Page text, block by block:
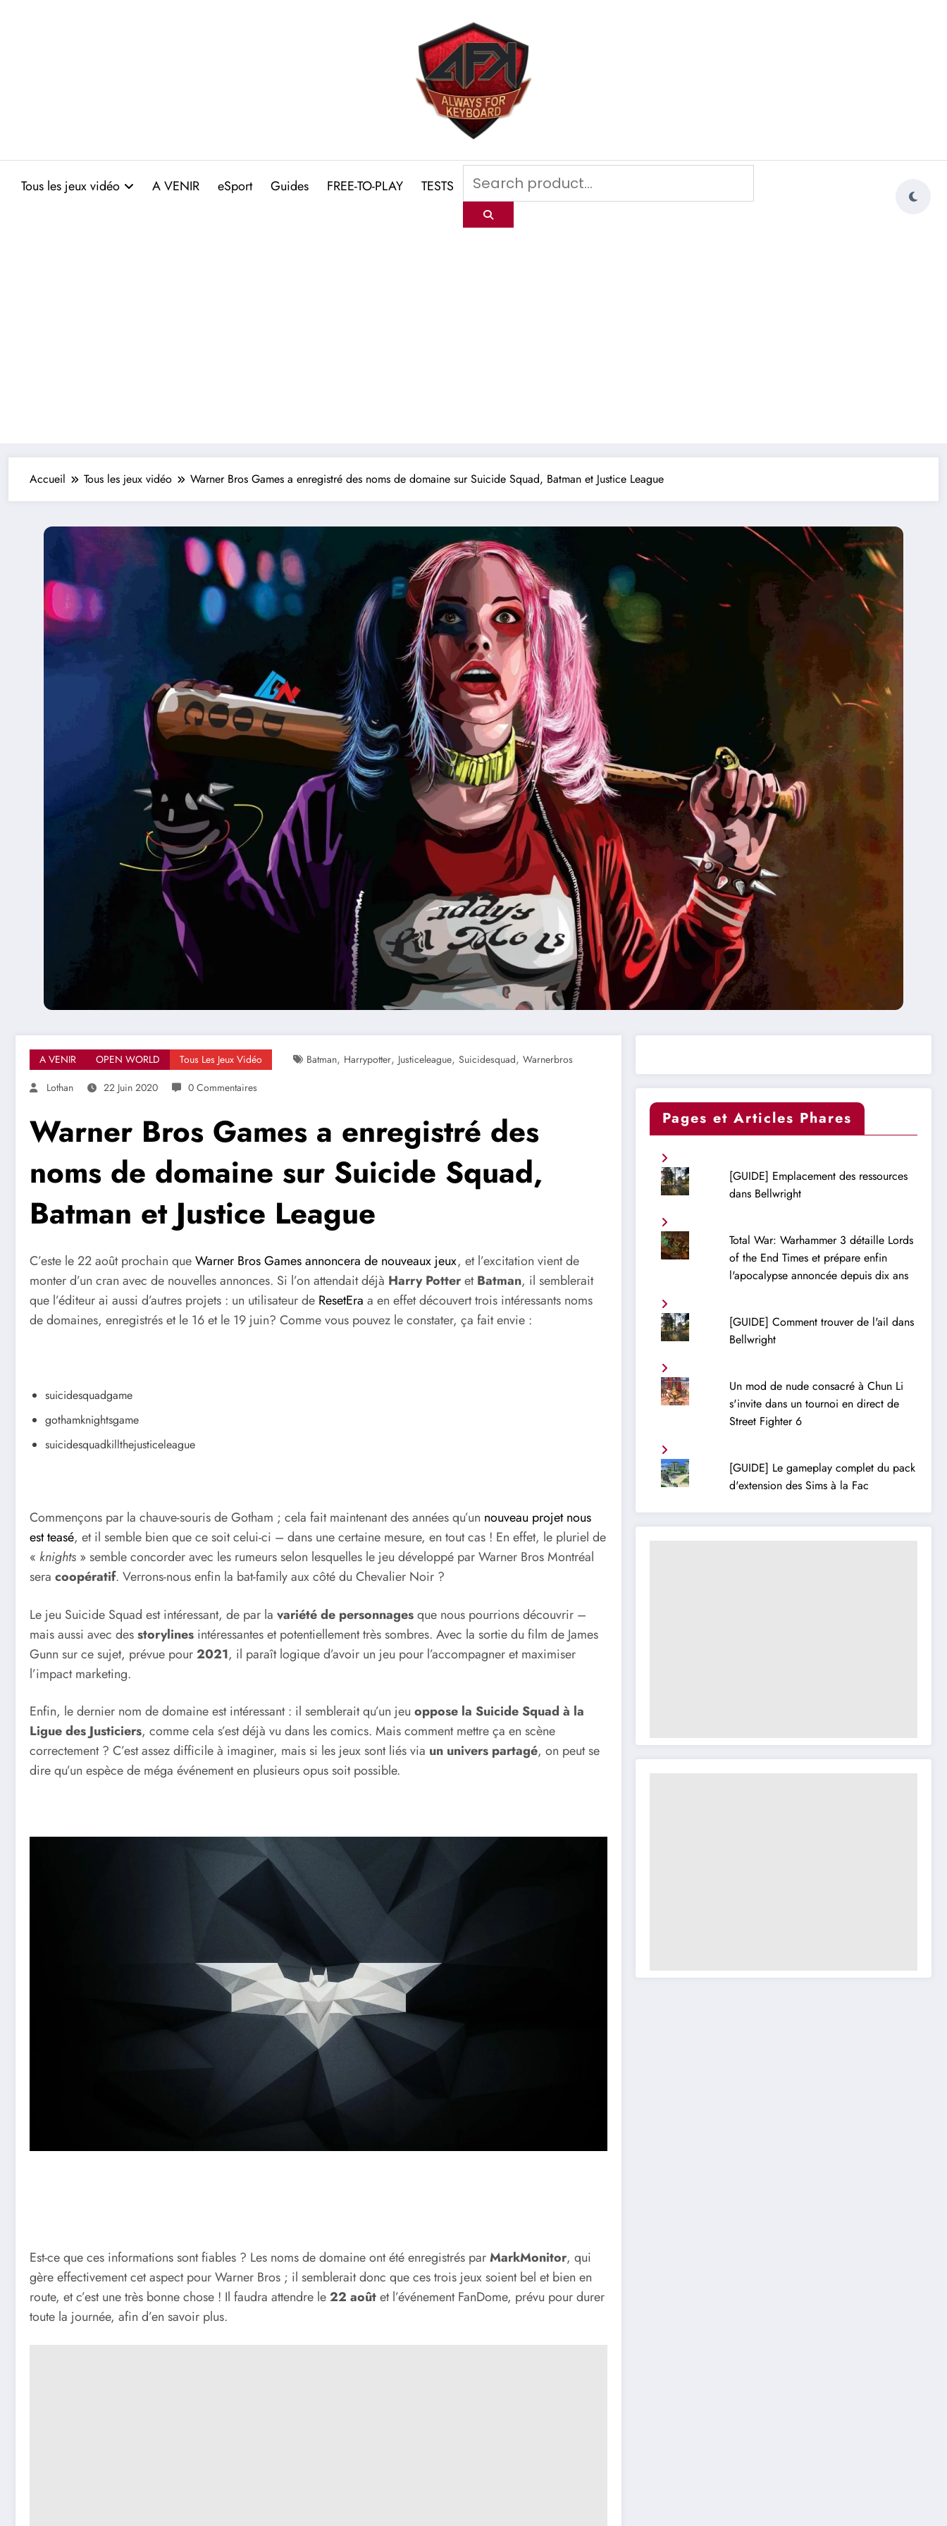
Tous les jeux vidéo A VENIR eSport Guides FREE-TO-PLAY TESTS
Accueil Tous les jeux vidéo Warner Bros Games a enregistré des noms de domaine sur Suicide Squad, Batman et Justice League
A VENIR OPEN WORLD Tous Les Jeux Vidéo Batman, Harrypotter, Justiceleague, Suicidesquad, Warnerbros
Lothan
22 Juin 2020 0 Commentaires
Warner Bros Games a enregistré des
noms de domaine sur Suicide Squad,
Batman et Justice League
C’este le 22 août prochain queWarner Bros Games annoncera de nouveaux jeux, et l’excitation vient de
monter d’un cran avec de nouvelles annonces. Si l’on attendait déjà Harry PotteretBatman, il semblerait
que l’éditeur ai aussi d’autres projets : un utilisateur de ResetEra a en effet découvert trois intéressants noms
de domaines, enregistrés et le 16 et le 19 juin? Comme vous pouvez le constater, ça fait envie :
suicidesquadgame
gothamknightsgame
suicidesquadkillthejusticeleague
Commençons par la chauve-souris de Gotham ; cela fait maintenant des années qu’un nouveau projet nous
est teasé, et il semble bien que ce soit celui-ci – dans une certaine mesure, en tout cas ! En effet, le pluriel de
« knights » semble concorder avec les rumeurs selon lesquelles le jeu développé par Warner Bros Montréal
sera coopératif. Verrons-nous enfin la bat-family aux côté du Chevalier Noir ?
Le jeu Suicide Squad est intéressant, de par la variété de personnagesque nous pourrions découvrir –
mais aussi avec desstorylines intéressantes et potentiellement très sombres. Avec la sortie du film de James
Gunn sur ce sujet, prévue pour2021, il paraît logique d’avoir un jeu pour l’accompagner et maximiser
l’impact marketing.
Enfin, le dernier nom de domaine est intéressant : il semblerait qu’un jeu oppose la Suicide Squad à la
Ligue des Justiciers, comme cela s’est déjà vu dans les comics. Mais comment mettre ça en scène
correctement ? C’est assez difficile à imaginer, mais si les jeux sont liés via un univers partagé, on peut se
dire qu’un espèce de méga événement en plusieurs opus soit possible.
Est-ce que ces informations sont fiables ? Les noms de domaine ont été enregistrés parMarkMonitor, qui
gère effectivement cet aspect pour Warner Bros ; il semblerait donc que ces trois jeux soient bel et bien en
route, et c’est une très bonne chose ! Il faudra attendre le22 aoûtet l’événement FanDome, prévu pour durer
toute la journée, afin d’en savoir plus.
Pages et Articles Phares
[GUIDE] Emplacement des ressources
dans Bellwright
Total War: Warhammer 3 détaille Lords
of the End Times et prépare enfin
l'apocalypse annoncée depuis dix ans
[GUIDE] Comment trouver de l'ail dans
Bellwright
Un mod de nude consacré à Chun Li
s'invite dans un tournoi en direct de
Street Fighter 6
[GUIDE] Le gameplay complet du pack
d'extension des Sims à la Fac